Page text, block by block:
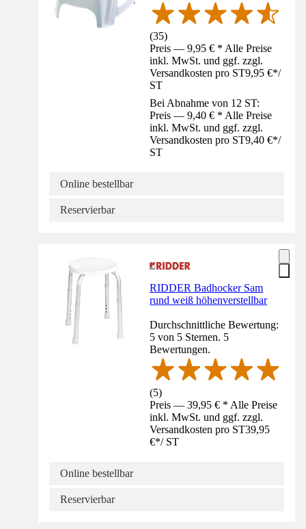
(35)
Preis — 9,95 € * Alle Preise
inkl. MwSt. und ggf. zzgl.
Versandkosten pro ST9,95 €*/
ST
Bei Abnahme von 12 ST:
Preis — 9,40 € * Alle Preise
inkl. MwSt. und ggf. zzgl.
Versandkosten pro ST9,40 €*/
ST
Online bestellbar
Reservierbar
RIDDER Badhocker Sam
rund weiß höhenverstellbar
Durchschnittliche Bewertung:
5 von 5 Sternen. 5
Bewertungen.
(5)
Preis — 39,95 € * Alle Preise
inkl. MwSt. und ggf. zzgl.
Versandkosten pro ST39,95
€*/ ST
Online bestellbar
Reservierbar